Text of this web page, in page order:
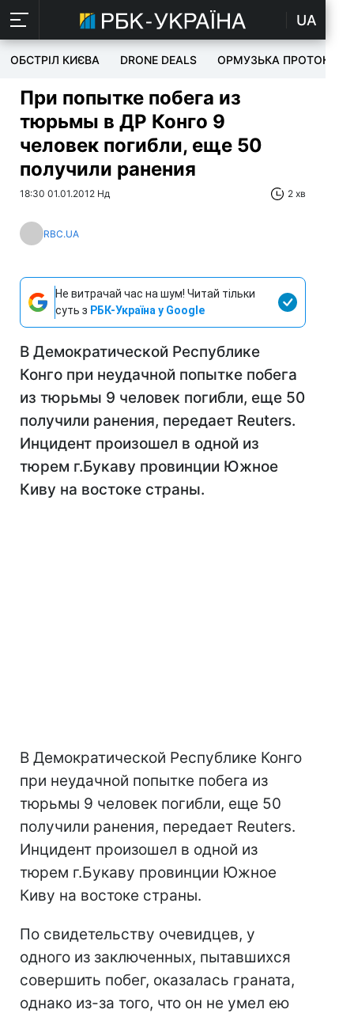
UA
ОБСТРІЛ КИЄВА DRONE DEALS ОРМУЗЬКА ПРОТОКА
При попытке побега из
тюрьмы в ДР Конго 9
человек погибли, еще 50
получили ранения
18:30 01.01.2012 Нд 2 хв
RBC.UA
Не витрачай час на шум! Читай тільки
суть з РБК-Україна у Google
В Демократической Республике
Конго при неудачной попытке побега
из тюрьмы 9 человек погибли, еще 50
получили ранения, передает Reuters.
Инцидент произошел в одной из
тюрем г.Букаву провинции Южное
Киву на востоке страны.
В Демократической Республике Конго
при неудачной попытке побега из
тюрьмы 9 человек погибли, еще 50
получили ранения, передает Reuters.
Инцидент произошел в одной из
тюрем г.Букаву провинции Южное
Киву на востоке страны.
По свидетельству очевидцев, у
одного из заключенных, пытавшихся
совершить побег, оказалась граната,
однако из-за того, что он не умел ею